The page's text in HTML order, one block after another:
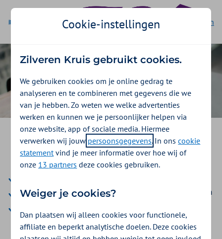
Ga naar de homepage English
Je zorgverzekering via CNV -
Personeel
Korting op de premie van de aanvullende verzekeringen
gezondheid
Cookie-instellingen
Zilveren Kruis gebruikt cookies.
We gebruiken cookies om je online gedrag te
analyseren en te combineren met gegevens die we
van je hebben. Zo weten we welke advertenties
werken en kunnen we je persoonlijker helpen via
onze website, app of sociale media. Hiermee
verwerken wij jouw persoonsgegevens. In onscookie
statementvind je meer informatie over hoe wij of
onze 13 partners deze cookies gebruiken.
Weiger je cookies?
Dan plaatsen wij alleen cookies voor functionele,
affiliate en beperkt analytische doelen. Deze cookies